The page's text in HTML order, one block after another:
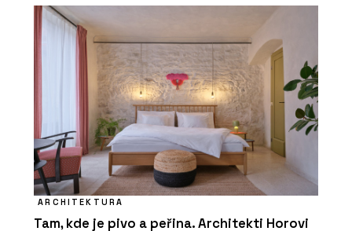
ARCHITEKTURA
Tam, kde je pivo a peřina. Architekti Horovi